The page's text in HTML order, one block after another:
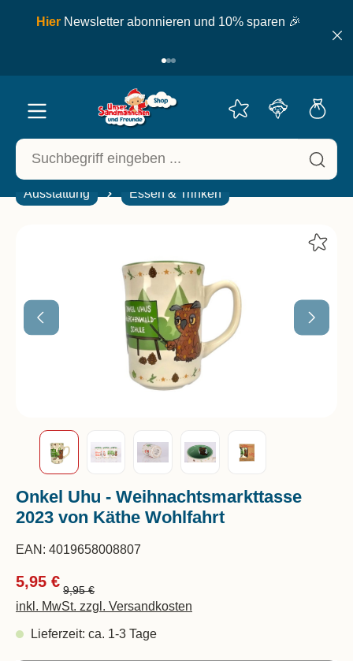
springen
Hier Newsletter abonnieren und 10% sparen 🎉
Ausstattung Essen & Trinken
Onkel Uhu - Weihnachtsmarkttasse
2023 von Käthe Wohlfahrt
EAN: 4019658008807
5,95 € 9,95 €
inkl. MwSt. zzgl. Versandkosten
Lieferzeit: ca. 1-3 Tage